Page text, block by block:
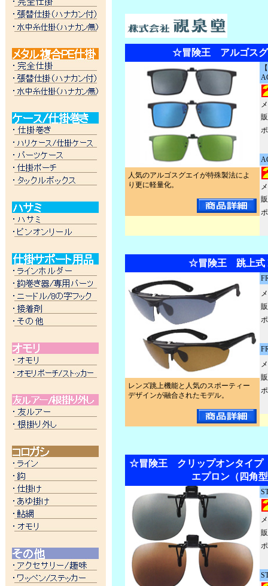
☆冒険王 アルゴス
人気のアルゴスグエイが特殊製法によ
り更に軽量化。
☆冒険王 跳上式
レンズ跳上機能と人気のスポーティー
デザインが融合されたモデル。
☆冒険王 クリップオンタイプ
エプロン（四角